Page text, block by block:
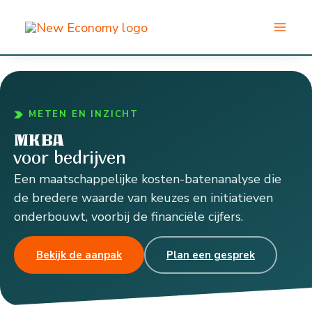
de
inhoud
METEN EN INZICHT
MKBA
voor bedrijven
Een maatschappelijke kosten-batenanalyse die
de bredere waarde van keuzes en initiatieven
onderbouwt, voorbij de financiële cijfers.
Bekijk de aanpak Plan een gesprek